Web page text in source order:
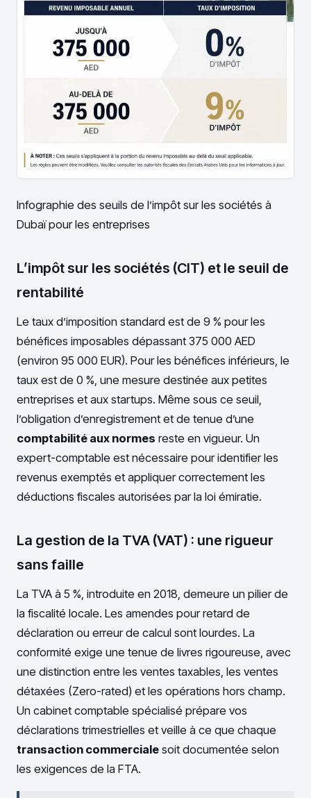
Infographie des seuils de l’impôt sur les sociétés à
Dubaï pour les entreprises
L’impôt sur les sociétés (CIT) et le seuil de
rentabilité
Le taux d’imposition standard est de 9 % pour les
bénéfices imposables dépassant 375 000 AED
(environ 95 000 EUR). Pour les bénéfices inférieurs, le
taux est de 0 %, une mesure destinée aux petites
entreprises et aux startups. Même sous ce seuil,
l’obligation d’enregistrement et de tenue d’une
comptabilité aux normes reste en vigueur. Un
expert-comptable est nécessaire pour identifier les
revenus exemptés et appliquer correctement les
déductions fiscales autorisées par la loi émiratie.
La gestion de la TVA (VAT) : une rigueur
sans faille
La TVA à 5 %, introduite en 2018, demeure un pilier de
la fiscalité locale. Les amendes pour retard de
déclaration ou erreur de calcul sont lourdes. La
conformité exige une tenue de livres rigoureuse, avec
une distinction entre les ventes taxables, les ventes
détaxées (Zero-rated) et les opérations hors champ.
Un cabinet comptable spécialisé prépare vos
déclarations trimestrielles et veille à ce que chaque
transaction commerciale soit documentée selon
les exigences de la FTA.